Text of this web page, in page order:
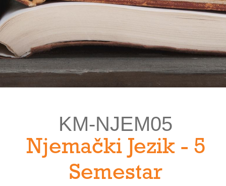
KM-NJEM05
Njemački Jezik - 5
Semestar